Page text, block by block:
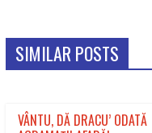
SIMILAR POSTS
VÂNTU, DĂ DRACU’ ODATĂ